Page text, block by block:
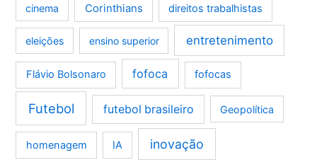
cinema Corinthians direitos trabalhistas
eleições ensino superior entretenimento
Flávio Bolsonaro fofoca fofocas
Futebol futebol brasileiro Geopolítica
homenagem IA inovação